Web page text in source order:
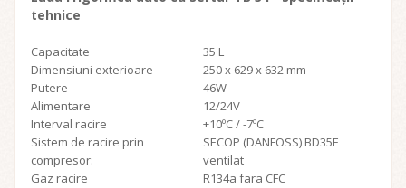
tehnice
Capacitate
35 L
Dimensiuni exterioare
250 x 629 x 632 mm
Putere
46W
Alimentare
12/24V
Interval racire
+10ºC / -7ºC
Sistem de racire prin
compresor:
SECOP (DANFOSS) BD35F
ventilat
Gaz racire
R134a fara CFC